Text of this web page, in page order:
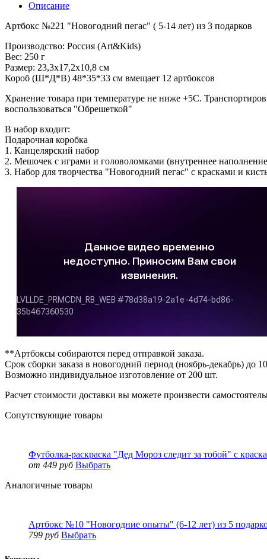
Описание
Артбокс №221 "Новогодний пегас" ( 5-14 лет) из 3 подарков
Производство: Россия (Art&Kids)
Вес: 250 г
Размер: 23,3х17,2х10,8 см
Короб (Ш*Д*В) 48*35*33 см вмещает 12 артбоксов
Хранение товара при температуре не ниже +5С.
воспользоваться "Обрешеткой"
В набор входит:
Подарочная коробка
1. Канцелярский набор
2. Мешочек с играми и головоломками (внутреннее
3. Набор для творчества "Новогодний пегас" с красками и
**Артбоксы собираются перед отправкой заказа.
Срок сборки заказа в новогодний период (ноябрь-декабрь) до
Возможно индивидуальное изготовление от 200 шт.
Расчет стоимости доставки вы можете произвести
Сопутствующие товары
Футболка-раскраска "Дед Мороз следит за тобой" с
от 449 руб Выбрать
Аналогичные товары
Артбокс №10 "Новогодние опыты" (6-12 лет) из 5
799 руб Выбрать